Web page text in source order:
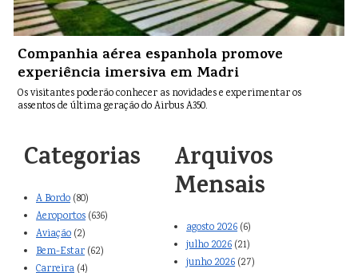
Companhia aérea espanhola promove
experiência imersiva em Madri
Os visitantes poderão conhecer as novidades e experimentar os
assentos de última geração do Airbus A350.
Categorias
A Bordo (80)
Aeroportos (636)
Aviação (2)
Bem-Estar (62)
Carreira (4)
Arquivos
Mensais
agosto 2026 (6)
julho 2026 (21)
junho 2026 (27)